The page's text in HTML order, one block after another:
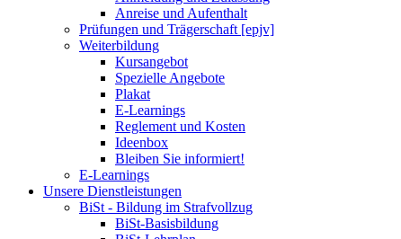
Anreise und Aufenthalt
Prüfungen und Trägerschaft [epjv]
Weiterbildung
Kursangebot
Spezielle Angebote
Plakat
E-Learnings
Reglement und Kosten
Ideenbox
Bleiben Sie informiert!
E-Learnings
Unsere Dienstleistungen
BiSt - Bildung im Strafvollzug
BiSt-Basisbildung